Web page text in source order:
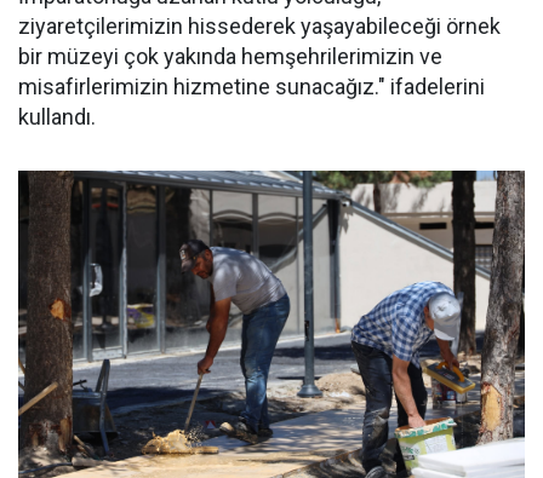
ziyaretçilerimizin hissederek yaşayabileceği örnek
bir müzeyi çok yakında hemşehrilerimizin ve
misafirlerimizin hizmetine sunacağız." ifadelerini
kullandı.